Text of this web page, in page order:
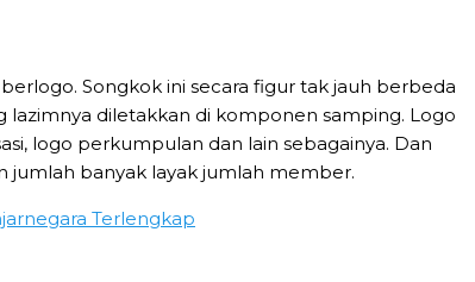
Songkok ini secara figur tak jauh berbeda
diletakkan di komponen samping. Logo
logo perkumpulan dan lain sebagainya. Dan
jumlah banyak layak jumlah member.